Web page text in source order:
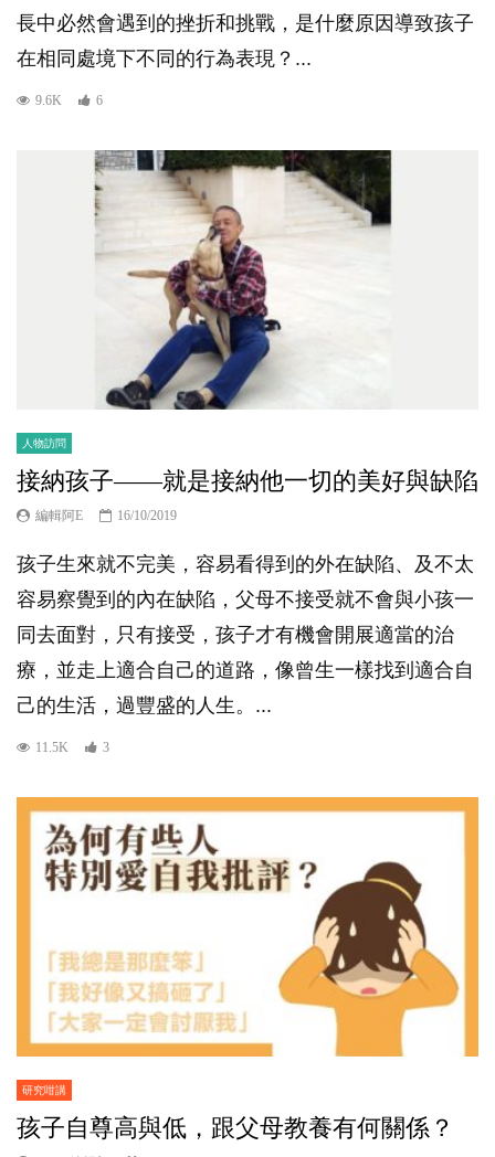
長中必然會遇到的挫折和挑戰，是什麼原因導致孩子
在相同處境下不同的行為表現？...
9.6K 6
人物訪問
接納孩子——就是接納他一切的美好與缺陷
編輯阿E 16/10/2019
孩子生來就不完美，容易看得到的外在缺陷、及不太
容易察覺到的內在缺陷，父母不接受就不會與小孩一
同去面對，只有接受，孩子才有機會開展適當的治
療，並走上適合自己的道路，像曾生一樣找到適合自
己的生活，過豐盛的人生。...
11.5K 3
研究咁講
孩子自尊高與低，跟父母教養有何關係？